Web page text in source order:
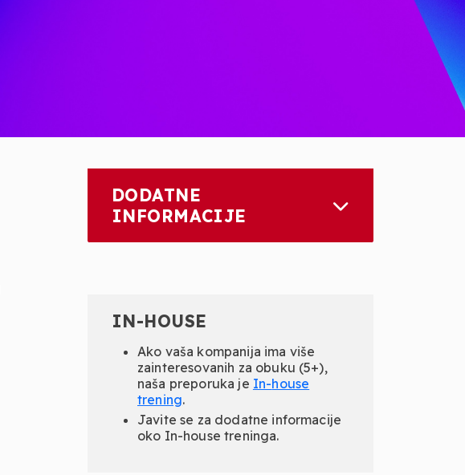
DODATNE
INFORMACIJE
IN-HOUSE
Ako vaša kompanija ima više
zainteresovanih za obuku (5+),
naša preporuka je In-house
trening.
Javite se za dodatne informacije
oko In-house treninga.